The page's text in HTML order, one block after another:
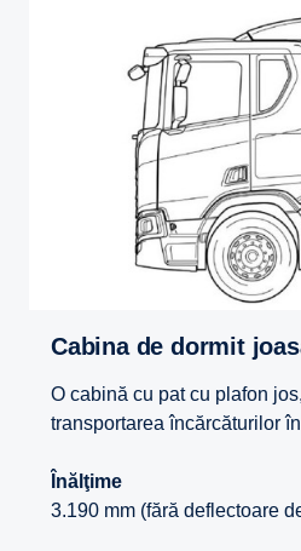
Cabina de dormit
O cabină cu pat cu plafon
transportarea încărcăturilor
Înălţime
3.190 mm (fără deflectoare